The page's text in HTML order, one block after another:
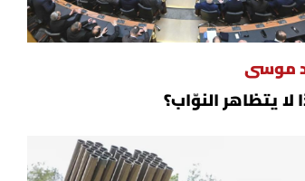
موسى
لا يتظاهر النوّاب؟